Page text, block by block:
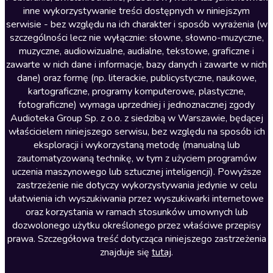
Literatura faktu
Literatura obyczajowa
Literatura piękna obca
Literatura piękna polska
Nagrania relaksacyjne
Nauka języków
Nauki humanistyczne
Podcasty i audycje
Polityka
Prasa
Religia
Romans
inne wykorzystywanie treści dostępnych w niniejszym
serwisie - bez względu na ich charakter i sposób wyrażenia (w
szczególności lecz nie wyłącznie: słowne, słowno-muzyczne,
muzyczne, audiowizualne, audialne, tekstowe, graficzne i
zawarte w nich dane i informacje, bazy danych i zawarte w nich
dane) oraz formę (np. literackie, publicystyczne, naukowe,
kartograficzne, programy komputerowe, plastyczne,
fotograficzne) wymaga uprzedniej i jednoznacznej zgody
Audioteka Group Sp. z o.o. z siedzibą w Warszawie, będącej
właścicielem niniejszego serwisu, bez względu na sposób ich
eksploracji i wykorzystaną metodę (manualną lub
zautomatyzowaną technikę, w tym z użyciem programów
uczenia maszynowego lub sztucznej inteligencji). Powyższe
zastrzeżenie nie dotyczy wykorzystywania jedynie w celu
ułatwienia ich wyszukiwania przez wyszukiwarki internetowe
oraz korzystania w ramach stosunków umownych lub
dozwolonego użytku określonego przez właściwe przepisy
prawa. Szczegółowa treść dotycząca niniejszego zastrzeżenia
znajduje się tutaj.